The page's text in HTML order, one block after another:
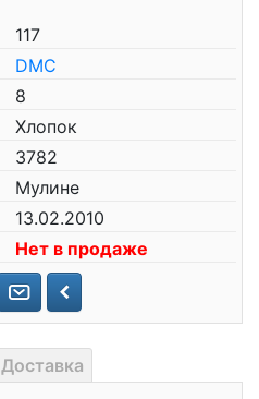
117
DMC
8
Хлопок
3782
Мулине
13.02.2010
Нет в продаже
Доставка